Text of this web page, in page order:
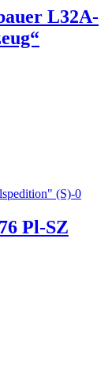
L32A-
Pl-SZ